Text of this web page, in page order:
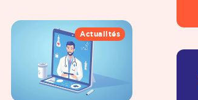
Actualités